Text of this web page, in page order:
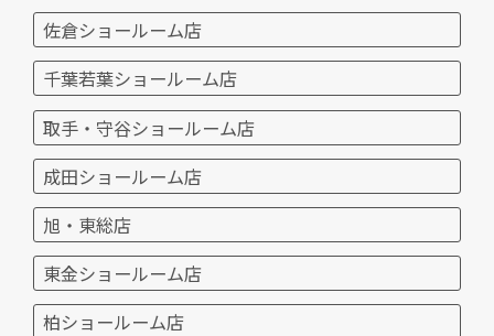
佐倉ショールーム店
千葉若葉ショールーム店
取手・守谷ショールーム店
成田ショールーム店
旭・東総店
東金ショールーム店
柏ショールーム店